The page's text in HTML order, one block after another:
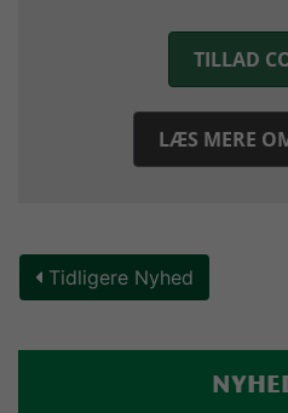
TILLAD
LÆS MERE
Tidligere Nyhed